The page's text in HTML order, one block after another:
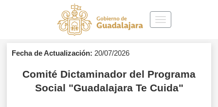
Toggle
navigation
Fecha de Actualización: 20/07/2026
Comité Dictaminador del Programa
Social "Guadalajara Te Cuida"